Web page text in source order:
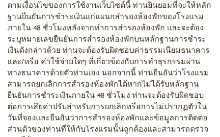
ตามเงื่อนไขของการใช้งานเว็บไซต์นี้ ท่านยินยอมที่จะให้หลัก
ฐานยืนยันการชำระเงินแก่แผนกสำรองห้องพักของโรงแรม
ภายใน 48 ชั่วโมงหลังจากทำการสำรองห้องพัก และจะต้อง
ระบุหมายเลขยืนยันการสำรองห้องพักบนหลักฐานการชำระ
เงินดังกล่าวด้วย ท่านจะต้องรับผิดชอบค่าธรรมเนียมธนาคาร
และ/หรือ ค่าใช้จ่ายใดๆ ที่เกี่ยวข้องกับการทำธุรกรรมผ่าน
ทางธนาคารด้วยตัวท่านเอง นอกจากนี้ ท่านยืนยันว่าโรงแรม
สามารถยกเลิกการสำรองห้องพักได้หากไม่ได้รับหลักฐาน
ยืนยันการชำระเงินภายใน 48 ชั่วโมง ท่านจะต้องรับผิดชอบ
ต่อการเสียค่าปรับสำหรับการยกเลิกหรือการไม่ปรากฏตัวใน
วันที่จองและยืนยันว่าการสำรองห้องพักและข้อมูลการติดต่อ
ส่วนตัวของท่านที่ให้กับโรงแรมนั้นถูกต้องและสามารถตรวจ